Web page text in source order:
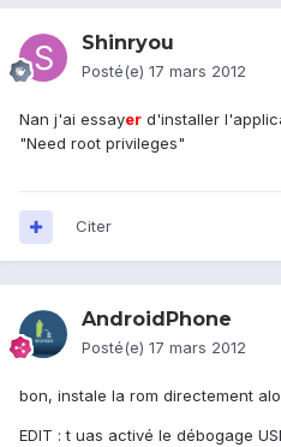
Shinryou
Posté(e) 17 mars 2012
Nan j'ai essayer d'installer
"Need root privileges"
Citer
AndroidPhone
Posté(e) 17 mars 2012
bon, instale la rom directement
EDIT : t uas activé le débogage